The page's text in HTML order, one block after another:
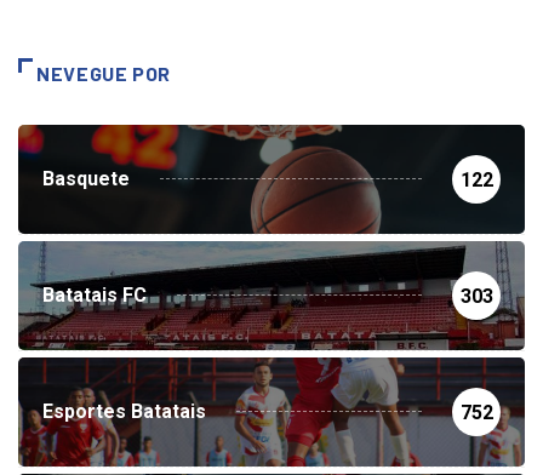
NEVEGUE POR
Basquete 122
Batatais FC 303
Esportes Batatais 752